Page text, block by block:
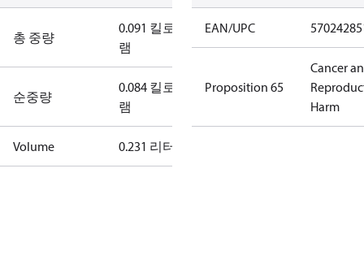
총 중량
0.091 킬로그
램
순중량
0.084 킬로그
램
Volume 0.231 리터
EAN/UPC
Proposition 65
Cancer
Harm